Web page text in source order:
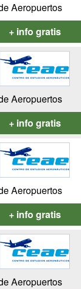
Aeropuertos
+ info gratis
Aeropuertos
+ info gratis
Aeropuertos
+ info gratis
Aeropuertos